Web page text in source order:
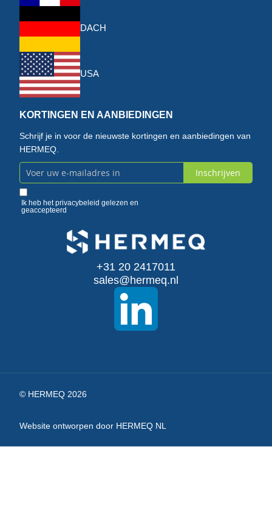
DACH
USA
KORTINGEN EN AANBIEDINGEN
Schrijf je in voor de nieuwste kortingen en aanbiedingen van
HERMEQ.
Abonneer
u
Inschrijven
Ik heb hetprivacybeleid gelezen en
geaccepteerd
+31 20 2417011
sales@hermeq.nl
© HERMEQ 2026
Website ontworpen door HERMEQ NL